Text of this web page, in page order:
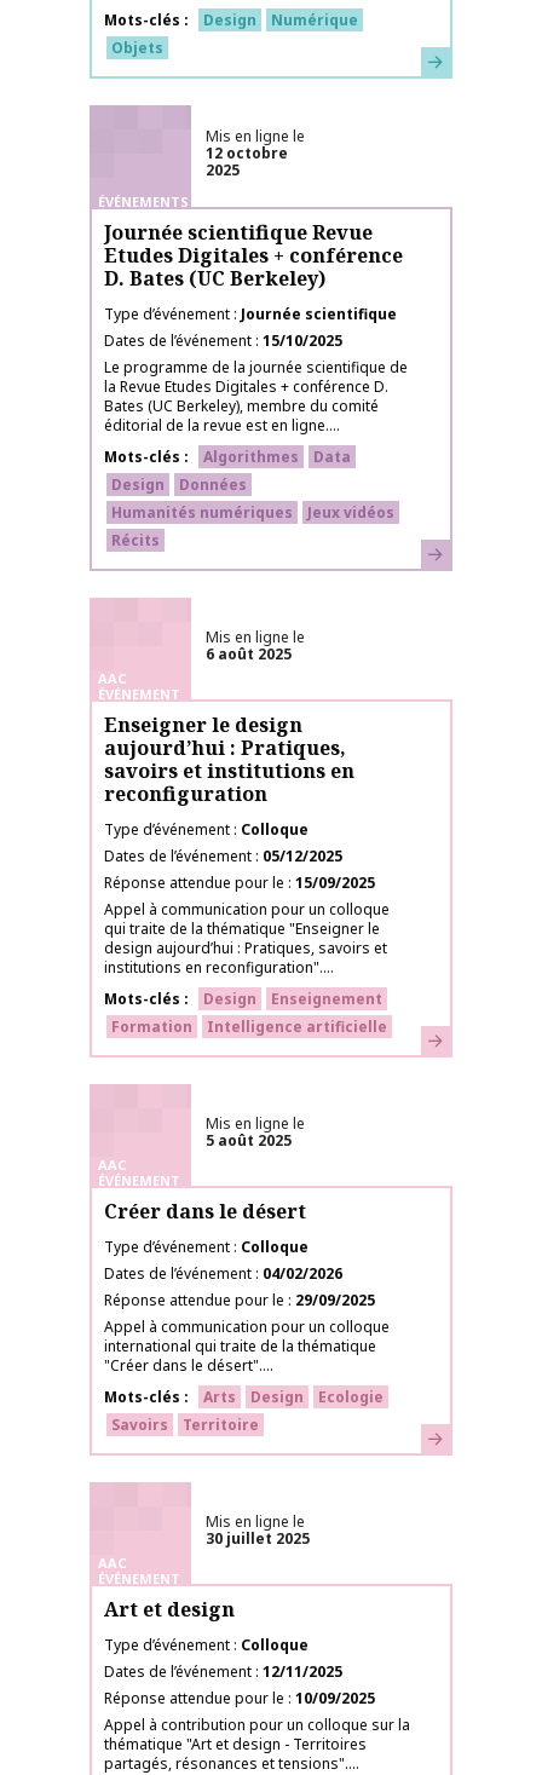
Mots-clés Design
Numérique
Objets
En savoir plus
ÉVÉNEMENTS
Mis en ligne le
12 octobre
2025
Journée scientifique Revue
Etudes Digitales + conférence
D. Bates (UC Berkeley)
Type d’événement Journée scientifique
Dates de l’événement 15/10/2025
Le programme de la journée scientifique de
la Revue Etudes Digitales + conférence D.
Bates (UC Berkeley), membre du comité
éditorial de la revue est en ligne....
Mots-clés
Algorithmes
Data
Design
Données
Humanités numériques
Jeux vidéos
Récits
En savoir plus
AAC
ÉVÉNEMENT
Mis en ligne le
6 août 2025
Enseigner le design
aujourd’hui : Pratiques,
savoirs et institutions en
reconfiguration
Type d’événement Colloque
Dates de l’événement 05/12/2025
Réponse attendue pour le 15/09/2025
Appel à communication pour un colloque
qui traite de la thématique "Enseigner le
design aujourd’hui : Pratiques, savoirs et
institutions en reconfiguration"....
Mots-clés
Design
Enseignement
Formation
Intelligence artificielle En savoir plus
AAC
ÉVÉNEMENT
Mis en ligne le
5 août 2025
Créer dans le désert
Type d’événement Colloque
Dates de l’événement 04/02/2026
Réponse attendue pour le
29/09/2025
Appel à communication pour un colloque
international qui traite de la thématique
"Créer dans le désert"....
Mots-clés
Arts Design
Ecologie
Savoirs
Territoire En savoir plus
AAC
ÉVÉNEMENT
Mis en ligne le
30 juillet 2025
Art et design
Type d’événement Colloque
Dates de l’événement 12/11/2025
Réponse attendue pour le 10/09/2025
Appel à contribution pour un colloque sur la
thématique "Art et design - Territoires
partagés, résonances et tensions"....